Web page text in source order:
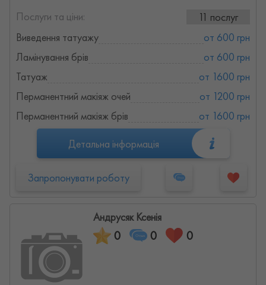
Послуги та ціни:
11 послуг
Виведення татуажу
от 600 грн
Ламінування брів
от 600 грн
Татуаж
от 1600 грн
Перманентний макіяж очей
от 1200 грн
Перманентний макіяж брів
от 1600 грн
Детальна інформація
Запропонувати роботу
Андрусяк Ксенія
0 0 0